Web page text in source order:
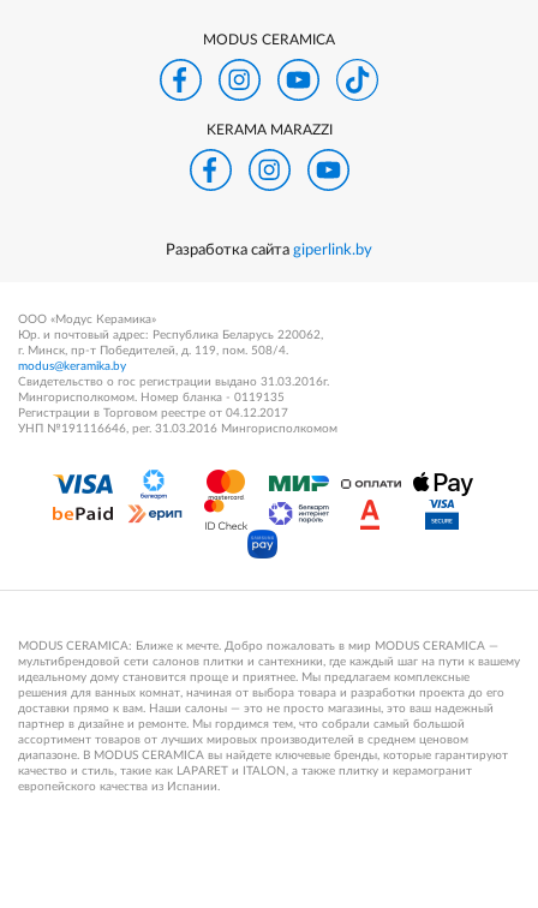
MODUS CERAMICA
KERAMA MARAZZI
Разработка сайта giperlink.by
ООО «Модус Керамика»
Юр. и почтовый адрес: Республика Беларусь 220062,
г. Минск, пр-т Победителей, д. 119, пом. 508/4.
modus@keramika.by
Свидетельство о гос регистрации выдано 31.03.2016г.
Мингорисполкомом. Номер бланка - 0119135
Регистрации в Торговом реестре от 04.12.2017
УНП №191116646, рег. 31.03.2016 Мингорисполкомом
MODUS CERAMICA: Ближе к мечте. Добро пожаловать в мир MODUS CERAMICA —
мультибрендовой сети салонов плитки и сантехники, где каждый шаг на пути к вашему
идеальному дому становится проще и приятнее. Мы предлагаем комплексные
решения для ванных комнат, начиная от выбора товара и разработки проекта до его
доставки прямо к вам. Наши салоны — это не просто магазины, это ваш надежный
партнер в дизайне и ремонте. Мы гордимся тем, что собрали самый большой
ассортимент товаров от лучших мировых производителей в среднем ценовом
диапазоне. В MODUS CERAMICA вы найдете ключевые бренды, которые гарантируют
качество и стиль, такие как LAPARET и ITALON, а также плитку и керамогранит
европейского качества из Испании.